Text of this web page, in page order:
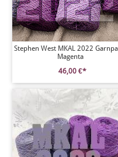
Stephen West MKAL 2022
Magenta
46,00 €*